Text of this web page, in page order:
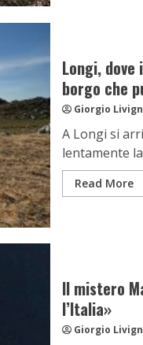
Longi,
borgo che
Giorgio
A Longi si
lentamente
Read More
Il mistero
l’Italia»
Giorgio